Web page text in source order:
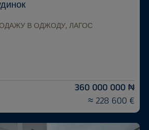
В ОДЖОДУ, ЛАГОС
360 000 000 ₦
≈ 228 600 €